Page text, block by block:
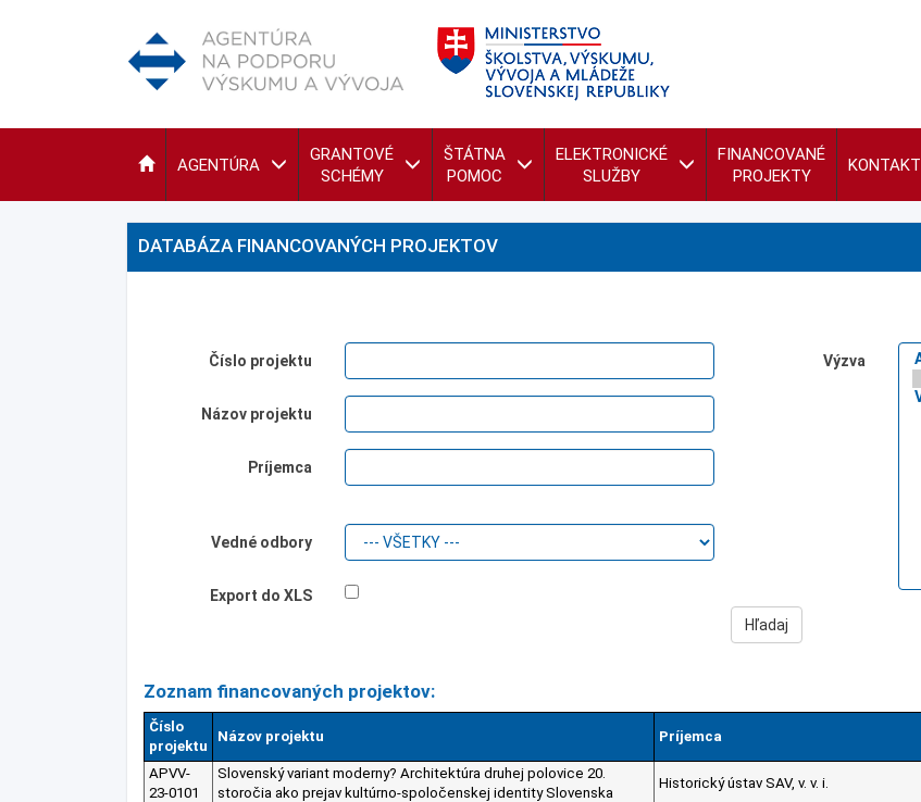
AGENTÚRA
GRANTOVÉ
SCHÉMY
ŠTÁTNA
POMOC
ELEKTRONICKÉ
SLUŽBY
FINANCOVANÉ
PROJEKTY
KONTAKT
DATABÁZA FINANCOVANÝCH PROJEKTOV
Číslo projektu
Názov projektu
Príjemca
Vedné odbory
Export do XLS
Výzva
Zoznam financovaných projektov:
Číslo
projektu
Názov projektu Príjemca
APVV-
23-0101
Slovenský variant moderny? Architektúra druhej polovice 20.
storočia ako prejav kultúrno-spoločenskej identity Slovenska
Historický ústav SAV, v. v. i.